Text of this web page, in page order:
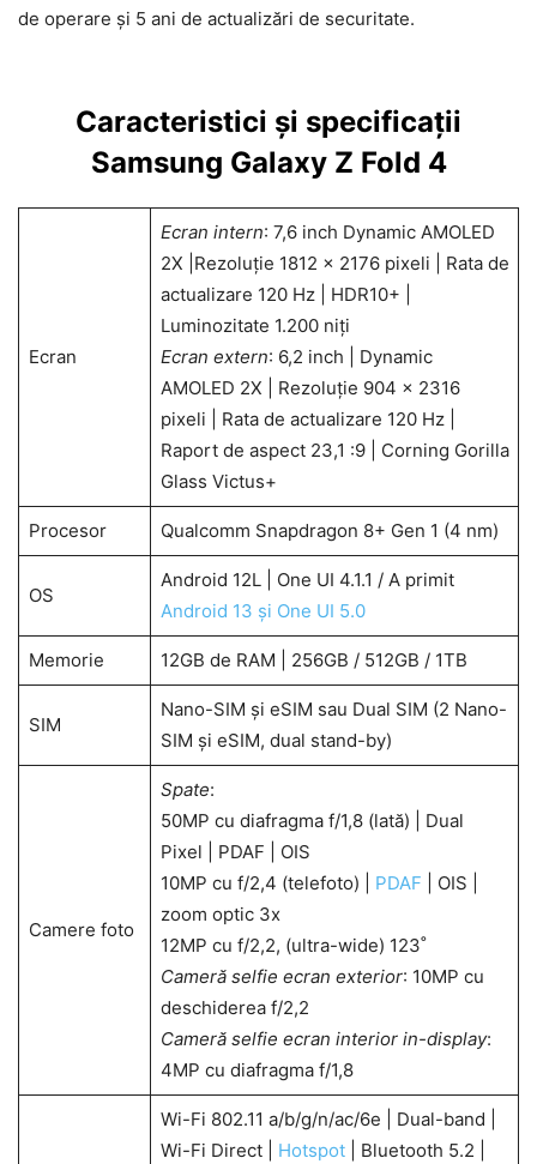
de operare și 5 ani de actualizări de securitate.
Caracteristici și specificații
Samsung Galaxy Z Fold 4
Ecran
Ecran intern: 7,6 inch Dynamic AMOLED
2X |Rezoluție 1812 x 2176 pixeli | Rata de
actualizare 120 Hz | HDR10+ |
Luminozitate 1.200 niți
Ecran extern: 6,2 inch | Dynamic
AMOLED 2X | Rezoluție 904 x 2316
pixeli | Rata de actualizare 120 Hz |
Raport de aspect 23,1 :9 | Corning Gorilla
Glass Victus+
Procesor Qualcomm Snapdragon 8+ Gen 1 (4 nm)
OS
Android 12L | One UI 4.1.1 / A primit
Android 13 și One UI 5.0
Memorie 12GB de RAM | 256GB / 512GB / 1TB
SIM
Nano-SIM și eSIM sau Dual SIM (2 Nano-
SIM și eSIM, dual stand-by)
Camere foto
Spate:
50MP cu diafragma f/1,8 (lată) | Dual
Pixel | PDAF | OIS
10MP cu f/2,4 (telefoto) | PDAF | OIS |
zoom optic 3x
12MP cu f/2,2, (ultra-wide) 123˚
Cameră selfie ecran exterior: 10MP cu
deschiderea f/2,2
Cameră selfie ecran interior in-display:
4MP cu diafragma f/1,8
Wi-Fi 802.11 a/b/g/n/ac/6e | Dual-band |
Wi-Fi Direct | Hotspot| Bluetooth 5.2 |